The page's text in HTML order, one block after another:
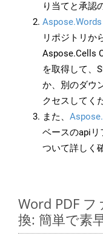
り当てと承認
リポジトリか
Aspose.Cells
を取得して、
か、別のダウ
クセスしてく
また、
ベースのapiリ
ついて詳しく
Word PDF
換: 簡単で素